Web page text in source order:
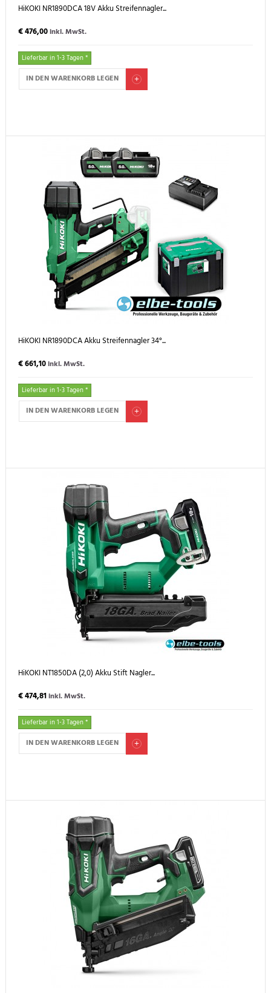
HiKOKI NR1890DCA 18V Akku Streifennagler...
€ 476,00inkl. MwSt.
Lieferbar in 1-3 Tagen *
IN DEN WARENKORB LEGEN
HiKOKI NR1890DCA Akku Streifennagler 34°...
€ 661,10inkl. MwSt.
Lieferbar in 1-3 Tagen *
IN DEN WARENKORB LEGEN
HiKOKI NT1850DA (2,0) Akku Stift Nagler...
€ 474,81inkl. MwSt.
Lieferbar in 1-3 Tagen *
IN DEN WARENKORB LEGEN